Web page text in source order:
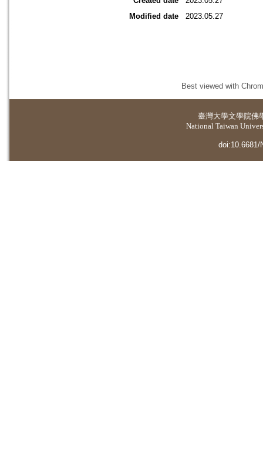
Modified date
2023.05.27
Best viewed with
臺灣大學文學院佛
National Taiwan
doi:10.6681/